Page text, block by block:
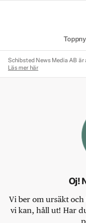
Schibsted News Media AB
Läs mer här
Oj!
Vi ber om ursäkt
vi kan, håll ut! Har